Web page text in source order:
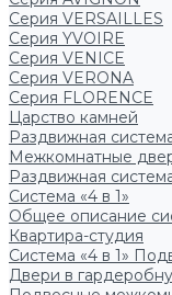
Серия VERSAILLES
Серия YVOIRE
Серия VENICE
Серия VERONA
Серия FLORENCE
Царство камней
Раздвижная
Межкомнатные
Раздвижная
Система «4 в 1»
Общее описание
Квартира-студия
Система «4 в 1»
Двери в